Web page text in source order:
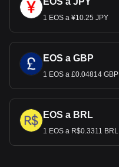
1 EOS a ¥10.25 JPY
EOS a GBP
1 EOS a £0.04814 GBP
EOS a BRL
1 EOS a R$0.3311 BRL